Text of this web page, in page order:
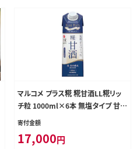
マルコメ プラス糀 糀甘酒LL糀リッ
チ粒 1000ml×6本 無塩タイプ 甘酒
【 神奈川県 南足柄市 】
寄付金額
17,000円